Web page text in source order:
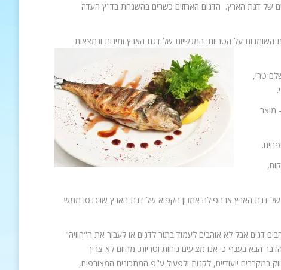
של דגת הארץ. הדגים הארוזים כשרים בהשגחת בד"ץ העדה
על הטריות. המגשיות של דגת הארץ זמינות ונמצאות
טרי,
מוצר
דגת הארץ או הפילה אמנון הקפוא של דגת הארץ שנכנסו ממש
דגים אבל לא אוהבים לעמוד בתור לדגים או לעבור את ה"חוויה"
הבא בענף כי אנו מציעים נוחות וטריות. מהיום לא צריך
במקררים ייעודיים, לקנות ולפעול ע"פ המתכונים המצורפים,